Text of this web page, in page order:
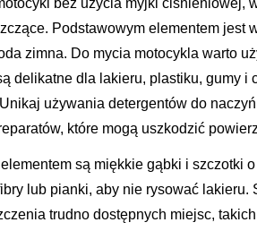
bez użycia myjki ciśnieniowej,
Podstawowym elementem jest
zimna. Do mycia motocykla warto
delikatne dla lakieru, plastiku, gumy i
używania detergentów do
które mogą uszkodzić
są miękkie gąbki i szczotki
lub pianki, aby nie rysować lakieru.
trudno dostępnych miejsc,